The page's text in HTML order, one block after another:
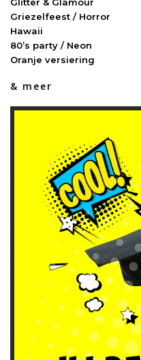
Griezelfeest / Horror
Hawaii
80’s party / Neon
Oranje versiering
& meer